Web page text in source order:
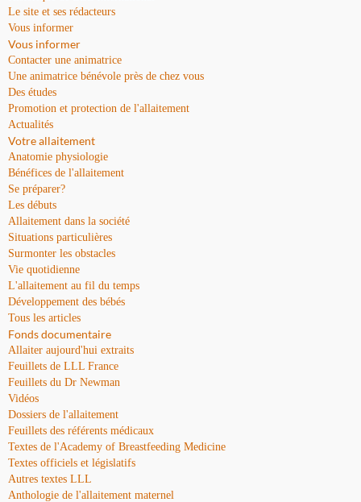
Le site et ses rédacteurs
Vous informer
Vous informer
Contacter une animatrice
Une animatrice bénévole près de chez vous
Des études
Promotion et protection de l'allaitement
Actualités
Votre allaitement
Anatomie physiologie
Bénéfices de l'allaitement
Se préparer?
Les débuts
Allaitement dans la société
Situations particulières
Surmonter les obstacles
Vie quotidienne
L'allaitement au fil du temps
Développement des bébés
Tous les articles
Fonds documentaire
Allaiter aujourd'hui extraits
Feuillets de LLL France
Feuillets du Dr Newman
Vidéos
Dossiers de l'allaitement
Feuillets des référents médicaux
Textes de l'Academy of Breastfeeding Medicine
Textes officiels et législatifs
Autres textes LLL
Anthologie de l'allaitement maternel